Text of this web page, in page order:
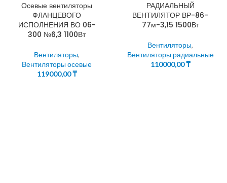
Осевые вентиляторы
ФЛАНЦЕВОГО
ИСПОЛНЕНИЯ ВО 06-
300 №6,3 1100Вт
Вентиляторы,
Вентиляторы осевые
119000,00₸
РАДИАЛЬНЫЙ
ВЕНТИЛЯТОР ВР-86-
77м-3,15 1500Вт
Вентиляторы,
Вентиляторы радиальные
110000,00₸